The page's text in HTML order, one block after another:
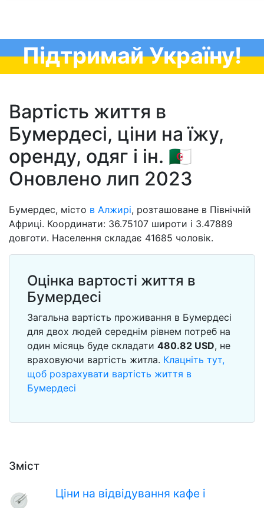
Підтримай Україну!
Вартість життя в
Бумердесі, ціни на їжу,
оренду, одяг і ін. 🇩🇿
Оновлено лип 2023
Зміст
Ціни на відвідування кафе і
Бумердес, місто в Алжирі, розташоване в Північній
Африці. Координати: 36.75107 широти і 3.47889
довготи. Населення складає 41685 чоловік.
Оцінка вартості життя в
Бумердесі
Загальна вартість проживання в Бумердесі
для двох людей середнім рівнем потреб на
один місяць буде складати 480.82 USD, не
враховуючи вартість житла. Клацніть тут,
щоб розрахувати вартість життя в
Бумердесі